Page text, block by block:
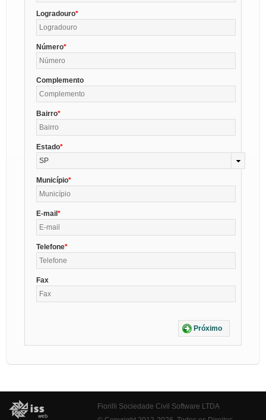
Logradouro
Número
Complemento
Bairro
Estado
SP
Município
E-mail
Telefone
Fax
Próximo
Fiorilli Sociedade Civil Software LTDA